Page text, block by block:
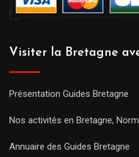
Visiter la Bretagne
Présentation Guides Bretagne
Nos activités en Bretagne,
Annuaire des Guides Bretagne